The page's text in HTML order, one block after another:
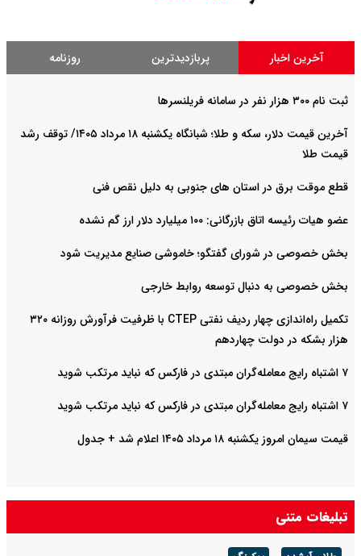
آخرین اخبار پربازدیدترین روزنامه
ثبت نام ۳۰۰ هزار نفر در سامانه فریلنسرها
آخرین قیمت دلار، سکه و طلا؛ شبانگاه یکشنبه ۱۸ مرداد ۱۴۰۵/ توقف رشد
قیمت طلا
قطع موقت برق در استان های جنوبی به دلیل نقص فنی
عضو هیات رئیسه اتاق بازرگانی: ۱۰۰ میلیارد دلار ارز گم نشده
بخش خصوصی در شورای گفتگو؛ خاموشی صنایع مدیریت شود
بخش خصوصی به دنبال توسعه روابط خارجی
تکمیل راه‌اندازی چهار ردیف نفتی CTEP با ظرفیت فرآورش روزانه ۳۲۰
هزار بشکه در دولت چهاردهم
۷ اشتباه رایج معامله‌گران مبتدی در فارکس که نباید مرتکب شوید
۷ اشتباه رایج معامله‌گران مبتدی در فارکس که نباید مرتکب شوید
قیمت سیمان امروز یکشنبه ۱۸ مرداد ۱۴۰۵ اعلام شد + جدول
تبلیغات متنی